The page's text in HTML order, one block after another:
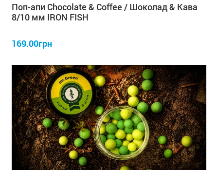
Поп-апи Chocolate & Coffee / Шоколад & Кава
8/10 мм IRON FISH
169.00грн